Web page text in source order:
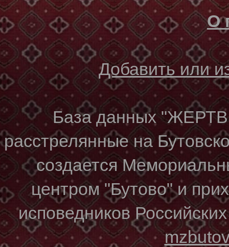
О
Добавить или
База данных
расстрелянные на
создается
центром "Бутово" и
исповедников